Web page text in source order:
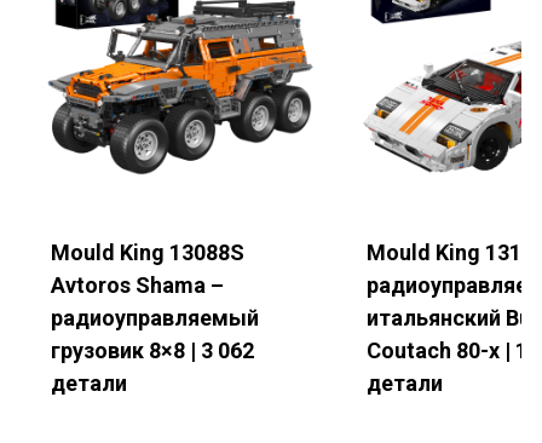
Электронная почта*
Номер телефона
Название компании
Страна
Mould King 13088S
Avtoros Shama –
радиоуправляемый
грузовик 8×8 | 3 062
детали
Mould King
итальянский Bull
Coutach 80-х | 1
детали